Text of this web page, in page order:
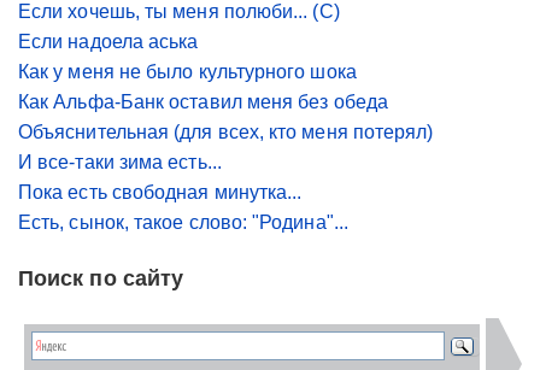
Если хочешь, ты меня полюби... (С)
Если надоела аська
Как у меня не было культурного шока
Как Альфа-Банк оставил меня без обеда
Объяснительная (для всех, кто меня потерял)
И все-таки зима есть...
Пока есть свободная минутка...
Есть, сынок, такое слово: "Родина"...
Поиск по сайту